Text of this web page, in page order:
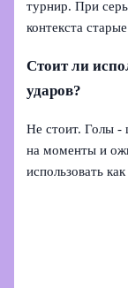
турнир. При
контекста
Стоит ли
ударов?
Не стоит. Голы -
на моменты и
использовать